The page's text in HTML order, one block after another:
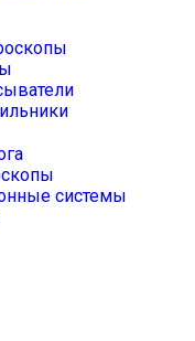
системы